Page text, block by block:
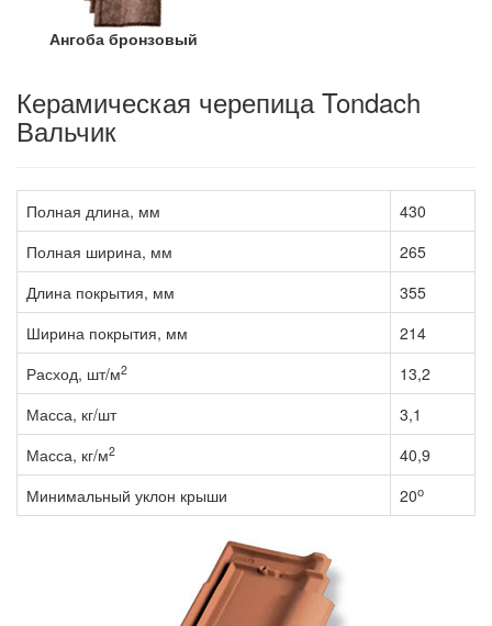
Ангоба бронзовый
Керамическая черепица Tondach
Вальчик
Полная длина, мм
430
Полная ширина, мм
265
Длина покрытия, мм
355
Ширина покрытия, мм
214
Расход, шт/м2
13,2
Масса, кг/шт
3,1
Масса, кг/м2
40,9
Минимальный уклон крыши
20о